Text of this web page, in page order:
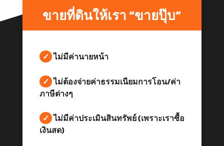
ขายที่ดินให้เรา “ขายปุ๊บ”
✓ ไม่มีค่านายหน้า
✓ ไม่ต้องจ่ายค่าธรรมเนียมการโอน/ค่า
ภาษีต่างๆ
✓ ไม่มีค่าประเมินสินทรัพย์ (เพราะเราซื้อ
เงินสด)